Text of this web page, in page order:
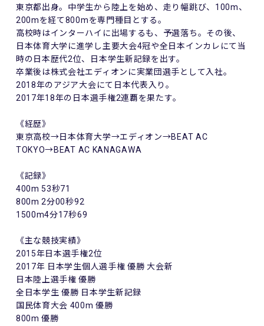
東京都出身。中学生から陸上を始め、走り幅跳び、100m、
200mを経て800mを専門種目とする。
高校時はインターハイに出場するも、予選落ち。その後、
日本体育大学に進学し主要大会4冠や全日本インカレにて当
時の日 本歴代2位、日本学生新記録を出す。
卒業後は株式会社エディオンに実業団選手として入社。
2018年のアジア大会にて日本代表入り。
2017年18年の日本選手権2連覇を果たす。
《経歴》
東京高校→日本体育大学→エディオン→BEAT AC
TOKYO→BEAT AC KANAGAWA
《記録》
400m 53秒71
800m 2分00秒92
1500m4分17秒69
《主な競技実績》
2015年日本選手権2位
2017年 日本学生個人選手権 優勝 大会新
日本陸上選手権 優勝
全日本学生 優勝 日本学生新記録
国民体育大会 400m 優勝
800m 優勝